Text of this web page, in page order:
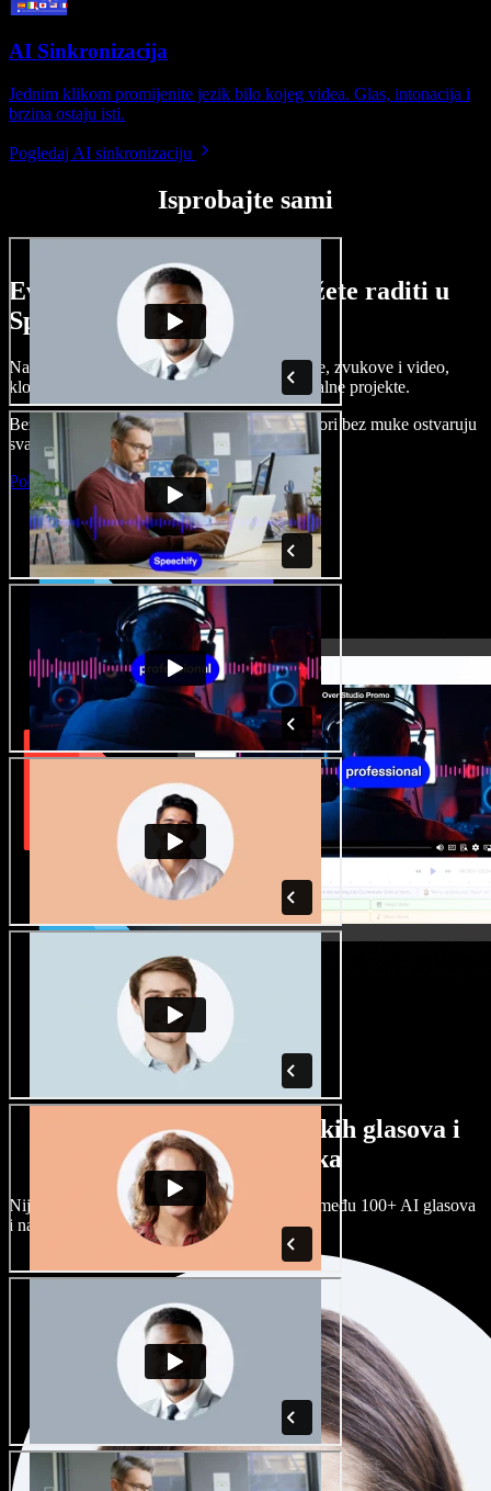
AI Sinkronizacija
Jednim klikom promijenite jezik bilo kojeg videa. Glas, intonacija i
brzina ostaju isti.
Pogledaj AI sinkronizaciju
Isprobajte sami
Evo malog pregleda što možete raditi u
Speechify Studiju.
Napravite voice overe, dodajte besplatne slike, zvukove i video,
klonirajte svoj glas i složite sjajne audio-vizualne projekte.
Bez učenja i sve dostupno u pregledniku, autori bez muke ostvaruju
svaku kreativnu ideju.
Pokreni Studio
Veliki izbor muških i ženskih glasova i
raznih naglasaka
Nijedan projekt ne mora zvučati isto. Birajte među 100+ AI glasova
i naglasaka i prilagodite ih sebi.